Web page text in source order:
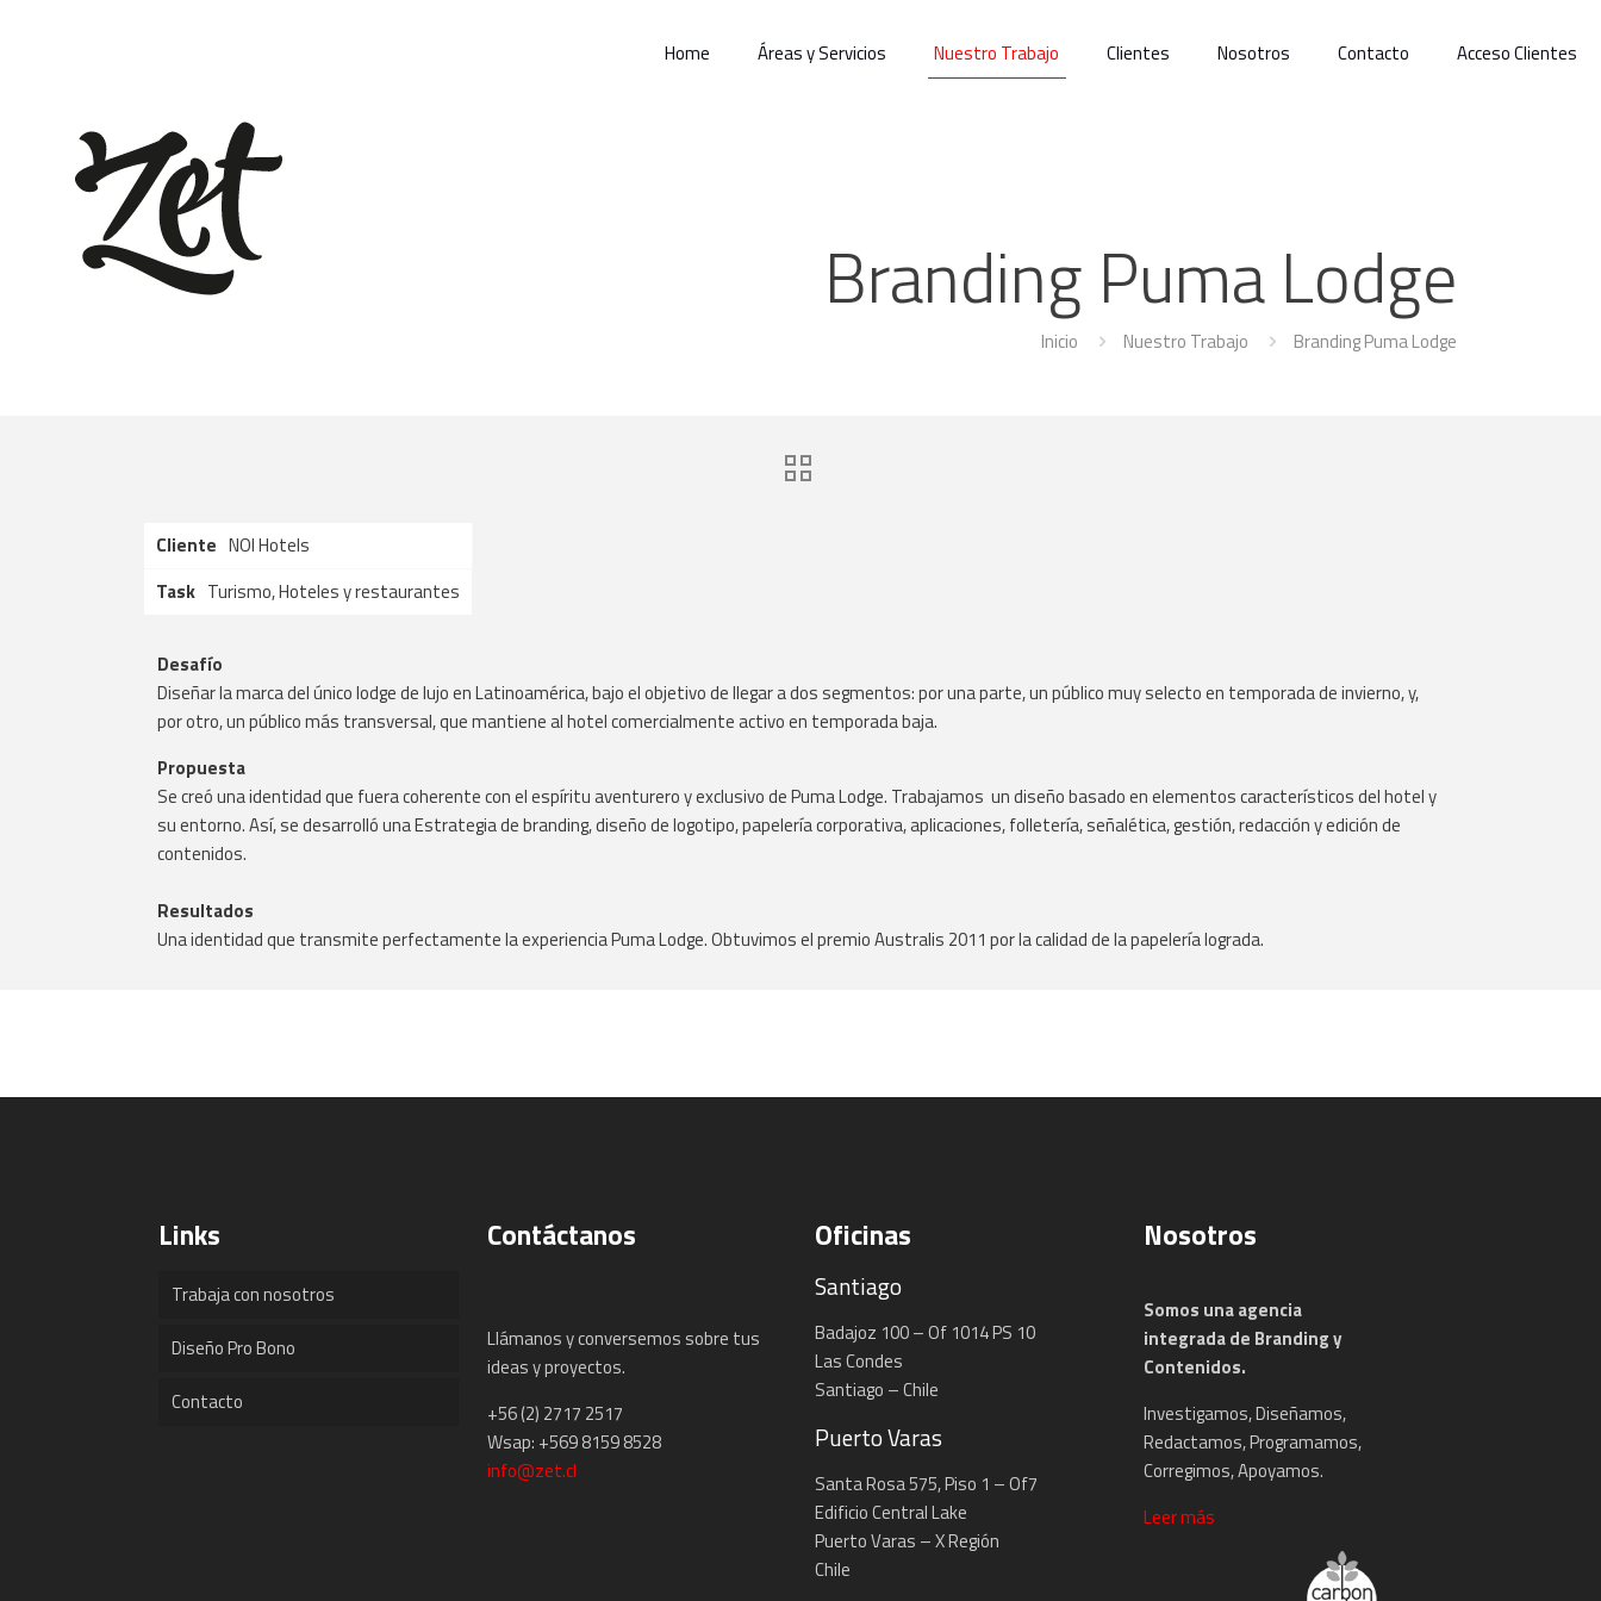
Home Áreas y Servicios Nuestro Trabajo Clientes Nosotros Contacto Acceso Clientes
Branding Puma Lodge
Inicio Nuestro Trabajo Branding Puma Lodge
Cliente NOI Hotels
Task Turismo, Hoteles y restaurantes
Desafío
Diseñar la marca del único lodge de lujo en Latinoamérica, bajo el objetivo de llegar a dos segmentos: por una parte, un público muy selecto en temporada de invierno, y,
por otro, un público más transversal, que mantiene al hotel comercialmente activo en temporada baja.
Propuesta
Se creó una identidad que fuera coherente con el espíritu aventurero y exclusivo de Puma Lodge. Trabajamos un diseño basado en elementos característicos del hotel y
su entorno. Así, se desarrolló una Estrategia de branding, diseño de logotipo, papelería corporativa, aplicaciones, folletería, señalética, gestión, redacción y edición de
contenidos.
Resultados
Una identidad que transmite perfectamente la experiencia Puma Lodge. Obtuvimos el premio Australis 2011 por la calidad de la papelería lograda.
Links
Trabaja con nosotros
Diseño Pro Bono
Contacto
Contáctanos
Llámanos y conversemos sobre tus
ideas y proyectos.
+56 (2) 2717 2517
Wsap: +569 8159 8528
info@zet.cl
Oficinas
Santiago
Badajoz 100 – Of 1014 PS 10
Las Condes
Santiago – Chile
Puerto Varas
Santa Rosa 575, Piso 1 – Of7
Edificio Central Lake
Puerto Varas – X Región
Chile
Nosotros
Somos una agencia
integrada de Branding y
Contenidos.
Investigamos, Diseñamos,
Redactamos, Programamos,
Corregimos, Apoyamos.
Leer más